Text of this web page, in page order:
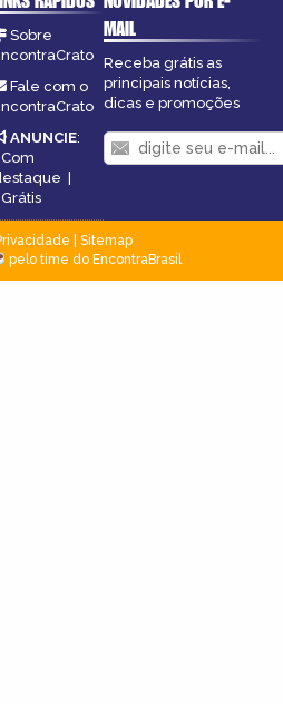
Sobre
Fale com o
ANUNCIE:
Com
Grátis
MAIL
Receba grátis as
principais notícias,
dicas e promoções
Sitemap
pelo time do EncontraBrasil